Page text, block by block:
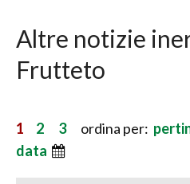
Altre notizie
Frutteto
1 2 3ordina per:
data